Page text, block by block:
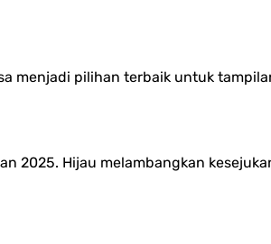
menjadi pilihan terbaik untuk
2025. Hijau melambangkan